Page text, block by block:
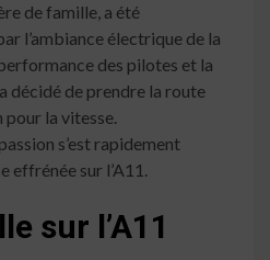
de famille, a été
l’ambiance électrique de la
des pilotes et la
décidé de prendre la route
pour la vitesse.
s’est rapidement
effrénée sur l’A11.
sur l’A11